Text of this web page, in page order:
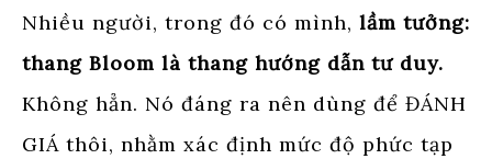
Nhiều người, trong đó có mình, lầm tưởng:
thang Bloom là thang hướng dẫn tư duy.
Không hẳn. Nó đáng ra nên dùng để ĐÁNH
GIÁ thôi, nhằm xác định mức độ phức tạp